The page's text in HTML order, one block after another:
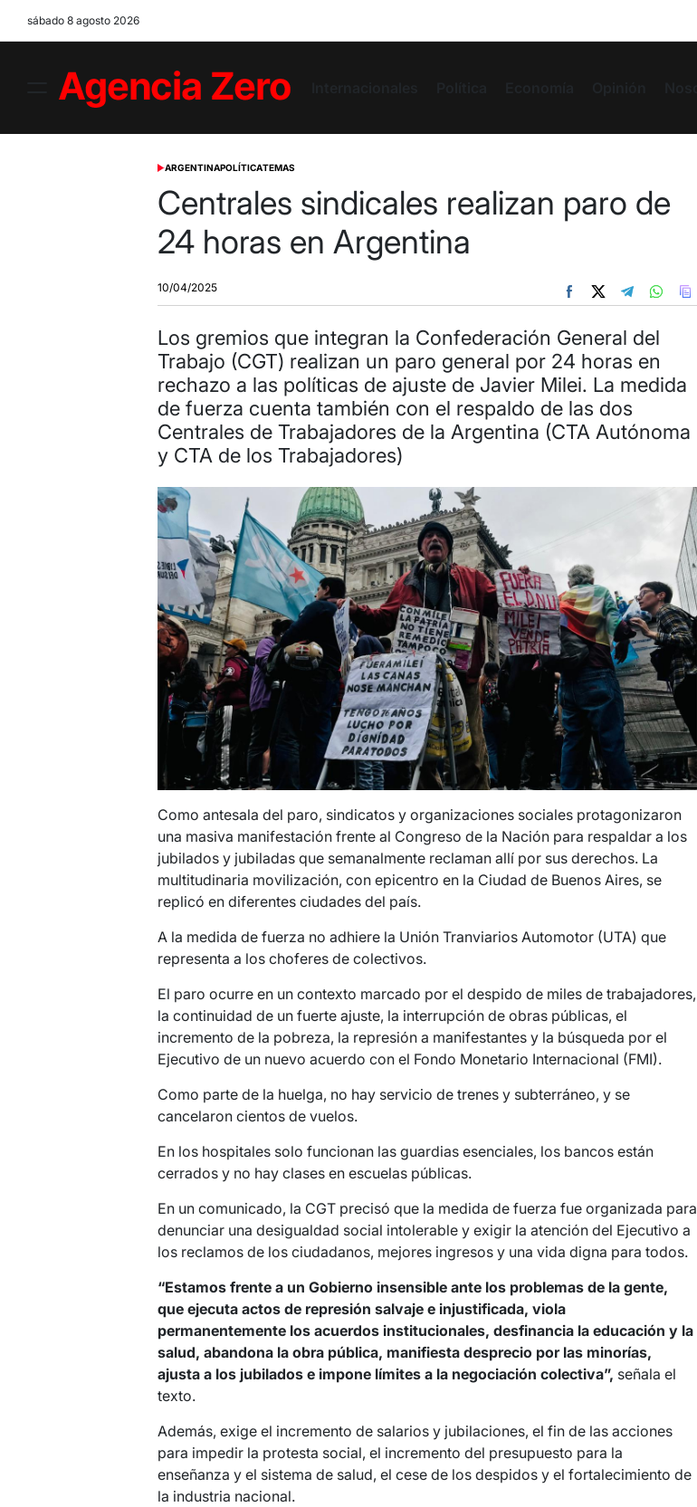
sábado 8 agosto 2026
Menu
Agencia
POSTED
ARGENTINAPOLÍTICATEMAS
Centrales sindicales realizan paro de
24 horas en Argentina
10/04/2025
Los gremios que integran la Confederación General del
Trabajo (CGT) realizan un paro general por 24 horas en
rechazo a las políticas de ajuste de Javier Milei. La medida
de fuerza cuenta también con el respaldo de las dos
Centrales de Trabajadores de la Argentina (CTA Autónoma
y CTA de los Trabajadores)
Como antesala del paro, sindicatos y organizaciones sociales protagonizaron
una masiva manifestación frente al Congreso de la Nación para respaldar a los
jubilados y jubiladas que semanalmente reclaman allí por sus derechos. La
multitudinaria movilización, con epicentro en la Ciudad de Buenos Aires, se
replicó en diferentes ciudades del país.
A la medida de fuerza no adhiere la Unión Tranviarios Automotor (UTA) que
representa a los choferes de colectivos.
El paro ocurre en un contexto marcado por el despido de miles de trabajadores,
la continuidad de un fuerte ajuste, la interrupción de obras públicas, el
incremento de la pobreza, la represión a manifestantes y la búsqueda por el
Ejecutivo de un nuevo acuerdo con el Fondo Monetario Internacional (FMI).
Como parte de la huelga, no hay servicio de trenes y subterráneo, y se
cancelaron cientos de vuelos.
En los hospitales solo funcionan las guardias esenciales, los bancos están
cerrados y no hay clases en escuelas públicas.
En un comunicado, la CGT precisó que la medida de fuerza fue organizada para
denunciar una desigualdad social intolerable y exigir la atención del Ejecutivo a
los reclamos de los ciudadanos, mejores ingresos y una vida digna para todos.
“Estamos frente a un Gobierno insensible ante los problemas de la gente,
que ejecuta actos de represión salvaje e injustificada, viola
permanentemente los acuerdos institucionales, desfinancia la educación y la
salud, abandona la obra pública, manifiesta desprecio por las minorías,
ajusta a los jubilados e impone límites a la negociación colectiva”, señala el
texto.
Además, exige el incremento de salarios y jubilaciones, el fin de las acciones
para impedir la protesta social, el incremento del presupuesto para la
enseñanza y el sistema de salud, el cese de los despidos y el fortalecimiento de
la industria nacional.